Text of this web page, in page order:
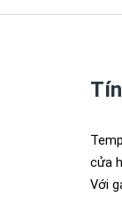
cửa
Với